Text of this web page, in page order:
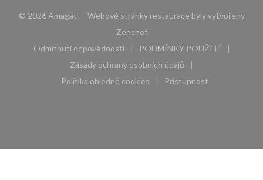
© 2026 Amagat — Webové stránky restaurace byly vytvořeny
Zenchef((otevře se v novém okně))
Odmítnutí odpovědnosti
((otevře se v novém okně))
PODMÍNKY POUŽITÍ
((otevře se v novém
Zásady ochrany osobních údajů
((otevře se v novém okně))
Politika ohledně cookies
((otevře se v novém okně))
Pristupnost
((otevře se v novém